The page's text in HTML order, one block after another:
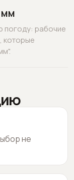
мм
погоду: рабочие
которые
не